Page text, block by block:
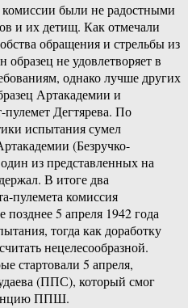
были не радостными
и их детищ. Как отмечали
обращения и стрельбы из
не удовлетворяет в
однако лучше других
Артакадемии и
Дегтярева. По
испытания сумел
(Безручко-
из представленных на
В итоге два
пулемета комиссия
позднее 5 апреля 1942 года
тогда как доработку
нецелесообразной.
стартовали 5 апреля,
(ППС), который смог
ППШ.